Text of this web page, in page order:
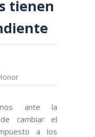
tienen
ante la
cambiar el
a los